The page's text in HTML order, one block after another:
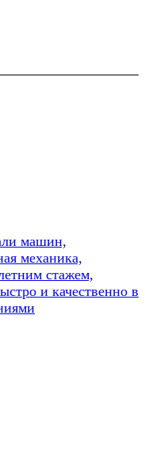
машин,
механика,
стажем,
и качественно в